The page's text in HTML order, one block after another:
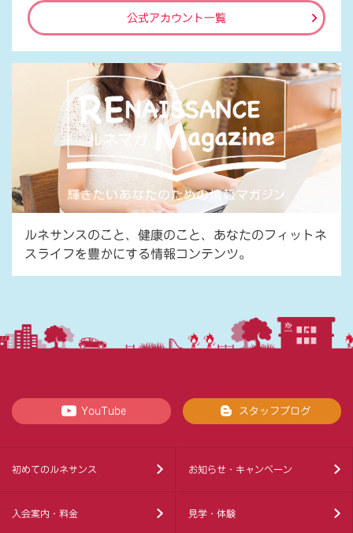
公式アカウント一覧
ルネサンスのこと、健康のこと、あなたのフィットネ
スライフを豊かにする情報コンテンツ。
YouTube スタッフブログ
初めてのルネサンス お知らせ・キャンペーン
入会案内・料金 見学・体験